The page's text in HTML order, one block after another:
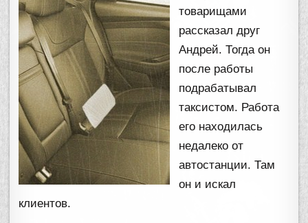
товарищами
рассказал друг
Андрей. Тогда он
после работы
подрабатывал
таксистом. Работа
его находилась
недалеко от
автостанции. Там
он и искал
клиентов.